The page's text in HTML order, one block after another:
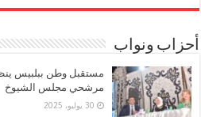
أحزاب ونواب
مستقبل وطن ببلبيس
مرشحي مجلس الشيوخ
30 يوليو، 2025